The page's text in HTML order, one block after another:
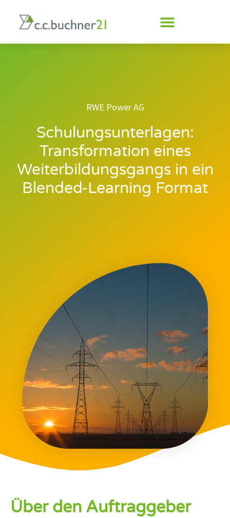
springen
RWE Power AG
Schulungsunterlagen:
Transformation eines
Weiterbildungsgangs in ein
Blended-Learning Format
Über den Auftraggeber